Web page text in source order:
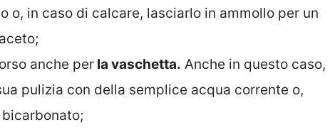
o, in caso di calcare, lasciarlo in ammollo per un
anche per la vaschetta. Anche in questo caso,
pulizia con della semplice acqua corrente o,